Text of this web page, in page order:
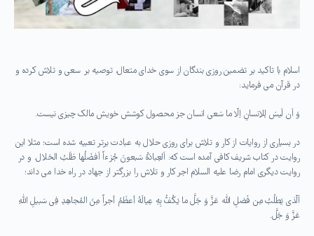
اسلام با تاکید بر تضمین روزی بندگان از سوی خدای متعال، توصیه بر سعی و تلاش کرده و
در قرآن می فرماید:
وَ اَن لَیسَ لِلاِنسانِ اِلّا ما سَعی انسان جز محصول کوشش خویش مالک چیزی نیست.
در بسیاری از روایات از کار و تلاش برای روزی حلال به عبادت برتر تعبیه شده است؛ مثلا این
روایت در کتاب شریف کافی آمده است که: اَلعِبادَةُ سَبعونَ جُزءاً اَفضَلُها طَلَبُ الحَلال. و در
روایت دیگری امام رضا علیه السلام اجر کار و تلاش را بزرگتر از جهاد در راه خدا می داند؛
اَلّذی یَطلُبُ مِن فَضلِ الله عَزَّ وَ جَلَّ ما یَکُفُّ بِهِ عِیالَهُ أعظَمُ أجراً مِنَ المُجاهِدِ فِی سَبیلِ اللهِ
عَزَّ وَ جَلَّ.